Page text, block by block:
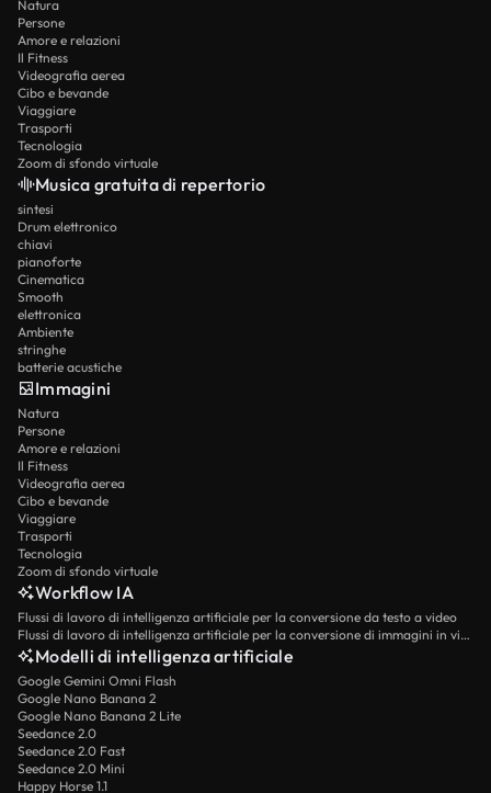
Natura
Persone
Amore e relazioni
Il Fitness
Videografia aerea
Cibo e bevande
Viaggiare
Trasporti
Tecnologia
Zoom di sfondo virtuale
Musica gratuita di repertorio
sintesi
Drum elettronico
chiavi
pianoforte
Cinematica
Smooth
elettronica
Ambiente
stringhe
batterie acustiche
Immagini
Natura
Persone
Amore e relazioni
Il Fitness
Videografia aerea
Cibo e bevande
Viaggiare
Trasporti
Tecnologia
Zoom di sfondo virtuale
Workflow IA
Flussi di lavoro di intelligenza artificiale per la conversione da testo a video
Flussi di lavoro di intelligenza artificiale per la conversione di immagini in video
Modelli di intelligenza artificiale
Google Gemini Omni Flash
Google Nano Banana 2
Google Nano Banana 2 Lite
Seedance 2.0
Seedance 2.0 Fast
Seedance 2.0 Mini
Happy Horse 1.1